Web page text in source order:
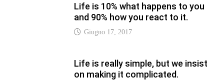
Life is 10% what happens to you
and 90% how you react to it.
Giugno 17, 2017
Life is really simple, but we insist
on making it complicated.